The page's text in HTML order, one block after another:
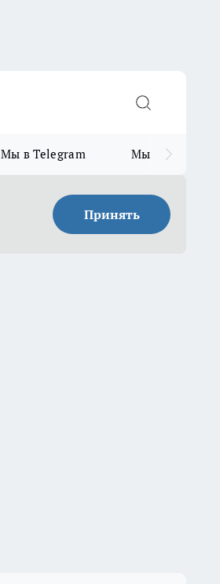
Мы в Telegram Мы в MAX
Принять